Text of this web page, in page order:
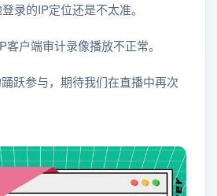
录的IP定位还是不太准。
客户端审计录像播放不正常。
跃参与，期待我们在直播中再次